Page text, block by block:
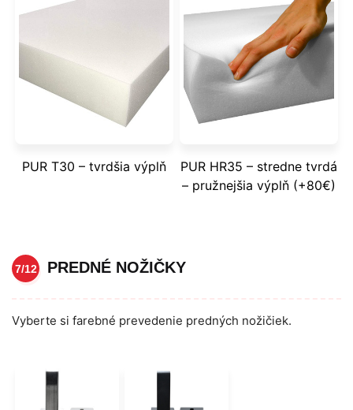
PUR T30 – tvrdšia výplň
PUR HR35 – stredne tvrdá
– pružnejšia výplň (+80€)
7/12 PREDNÉ NOŽIČKY
Vyberte si farebné prevedenie predných nožičiek.